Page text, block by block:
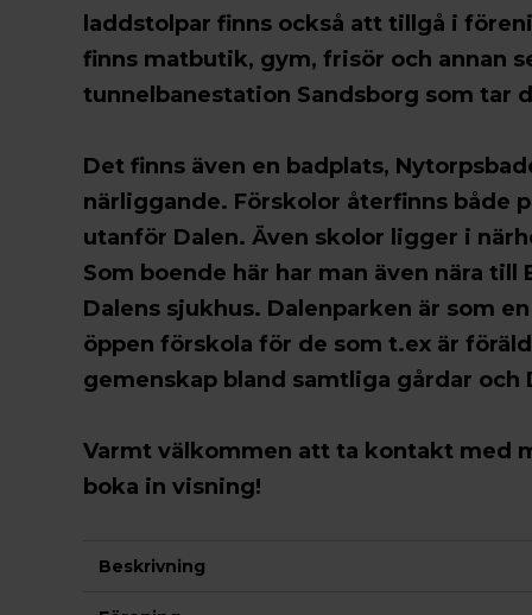
laddstolpar finns också att tillgå i
finns matbutik, gym, frisör och annan
tunnelbanestation Sandsborg som tar
Det finns även en badplats,
närliggande. Förskolor återfinns både
utanför Dalen. Även skolor ligger i
Som boende här har man även nära till
Dalens sjukhus. Dalenparken är som
öppen förskola för de som t.ex är
gemenskap bland samtliga gårdar
Varmt välkommen att ta kontakt med
boka in visning!
Beskrivning